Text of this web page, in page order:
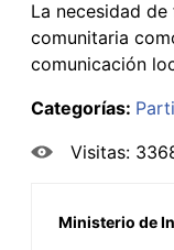
La necesidad
comunitaria
comunicación
Categorías:
Visitas:
Ministerio de